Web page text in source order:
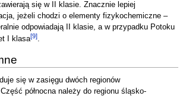
się w II klasie. Znacznie lepiej
jeżeli chodzi o elementy fizykochemiczne –
odpowiadają II klasie, a w przypadku Potoku
I klasa[9].
się w zasięgu dwóch regionów
północna należy do regionu śląsko-